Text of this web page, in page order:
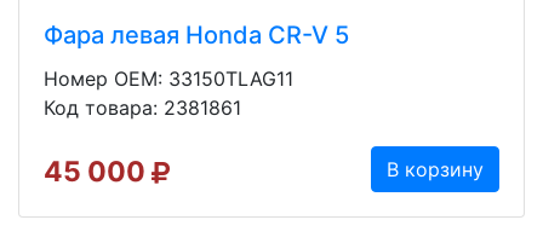
Фара левая Honda CR-V 5
Номер OEM: 33150TLAG11
Код товара: 2381861
45 000 В корзину